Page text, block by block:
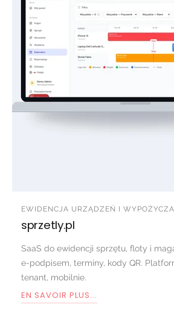
EWIDENCJA URZĄDZEŃ I
sprzetly.pl
SaaS do ewidencji sprzętu, floty i
e-podpisem, terminy, kody QR.
tenant, mobilnie.
EN SAVOIR PLUS...